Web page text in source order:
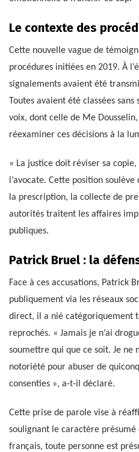
Le contexte des
Cette nouvelle vague de
procédures initiées en 2019. À
signalements avaient été
Toutes avaient été classées
voix, dont celle de Me
réexaminer ces décisions à la
« La justice doit réviser sa
l’avocate. Cette position
la prescription, la collecte de
autorités traitent les affaires
publiques.
Patrick Bruel : la
Face à ces accusations, Patrick
publiquement via les réseaux
direct, il a nié catégoriquement
reprochés. « Jamais je n’ai
soumettre qui que ce soit. Je ne
notoriété pour abuser de
consenties », a-t-il déclaré.
Cette prise de parole vise à
soulignant le caractère présumé
français, toute personne est